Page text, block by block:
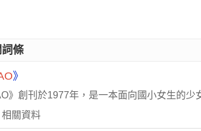
條
》
》創刊於1977年，是一本面向國小女生的
關資料